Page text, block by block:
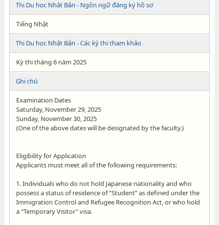
Thi Du học Nhật Bản - Ngôn ngữ đăng ký hồ sơ
Tiếng Nhật
Thi Du học Nhật Bản - Các kỳ thi tham khảo
Kỳ thi tháng 6 năm 2025
Ghi chú
Examination Dates
Saturday, November 29, 2025
Sunday, November 30, 2025
(One of the above dates will be designated by the faculty.)
Eligibility for Application
Applicants must meet all of the following requirements:
1. Individuals who do not hold Japanese nationality and who
possess a status of residence of “Student” as defined under the
Immigration Control and Refugee Recognition Act, or who hold
a “Temporary Visitor” visa.